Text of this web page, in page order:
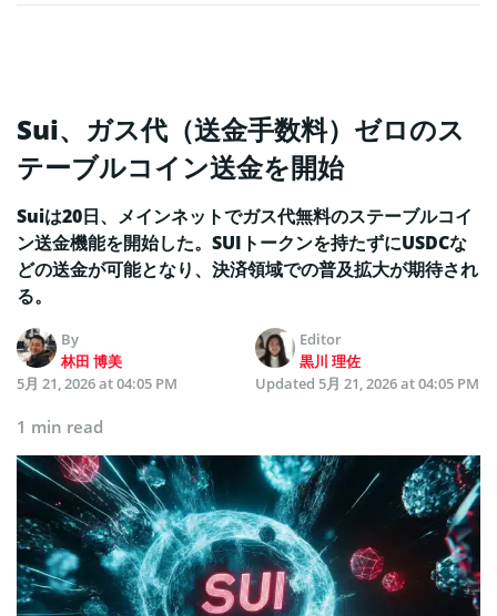
Sui、ガス代（送金手数料）ゼロのス
テーブルコイン送金を開始
Suiは20日、メインネットでガス代無料のステーブルコイ
ン送金機能を開始した。SUIトークンを持たずにUSDCな
どの送金が可能となり、決済領域での普及拡大が期待され
る。
By
林田 博美
Editor
黒川 理佐
5月 21, 2026 at 04:05 PM
Updated 5月 21, 2026 at 04:05 PM
1 min read